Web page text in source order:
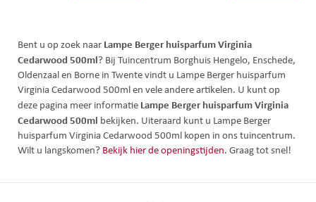
Bent u op zoek naar Lampe Berger huisparfum Virginia
Cedarwood 500ml? Bij Tuincentrum Borghuis Hengelo, Enschede,
Oldenzaal en Borne in Twente vindt u Lampe Berger huisparfum
Virginia Cedarwood 500ml en vele andere artikelen. U kunt op
deze pagina meer informatie Lampe Berger huisparfum Virginia
Cedarwood 500ml bekijken. Uiteraard kunt u Lampe Berger
huisparfum Virginia Cedarwood 500ml kopen in ons tuincentrum.
Wilt u langskomen? Bekijk hier de openingstijden. Graag tot snel!